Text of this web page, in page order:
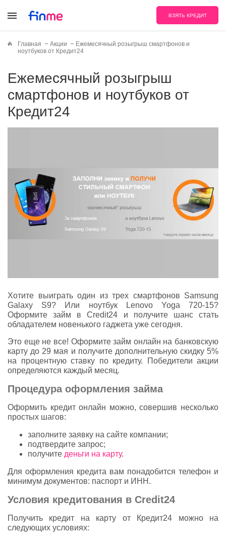
ВЗЯТЬ КРЕДИТ
Главная Акции
Ежемесячный розыгрыш смартфонов и
ноутбуков от Кредит24
Ежемесячный розыгрыш
смартфонов и ноутбуков от
Кредит24
Хотите выиграть один из трех смартфонов Samsung
Galaxy S9? Или ноутбук Lenovo Yoga 720-15?
Оформите займ в Сredit24 и получите шанс стать
обладателем новенького гаджета уже сегодня.
Это еще не все! Оформите займ онлайн на банковскую
карту до 29 мая и получите дополнительную скидку 5%
на процентную ставку по кредиту. Победители акции
определяются каждый месяц.
Процедура оформления займа
Оформить кредит онлайн можно, совершив несколько
простых шагов:
заполните заявку на сайте компании;
подтвердите запрос;
получите деньги на карту.
Для оформления кредита вам понадобится телефон и
минимум документов: паспорт и ИНН.
Условия кредитования в Сredit24
Получить кредит на карту от Кредит24 можно на
следующих условиях: